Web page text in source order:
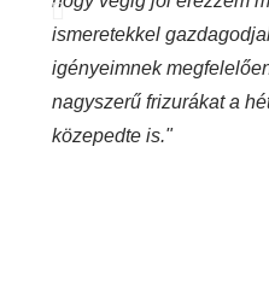
ismeretekkel
igényeimnek
nagyszerű frizurákat a
közepedte is."